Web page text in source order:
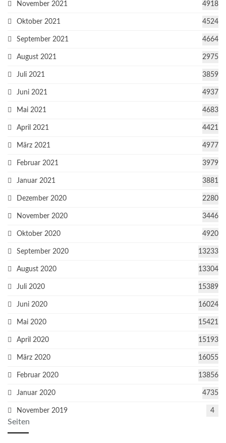
November 2021 4918
Oktober 2021 4524
September 2021 4664
August 2021 2975
Juli 2021 3859
Juni 2021 4937
Mai 2021 4683
April 2021 4421
März 2021 4977
Februar 2021 3979
Januar 2021 3881
Dezember 2020 2280
November 2020 3446
Oktober 2020 4920
September 2020 13233
August 2020 13304
Juli 2020 15389
Juni 2020 16024
Mai 2020 15421
April 2020 15193
März 2020 16055
Februar 2020 13856
Januar 2020 4735
November 2019 4
Seiten